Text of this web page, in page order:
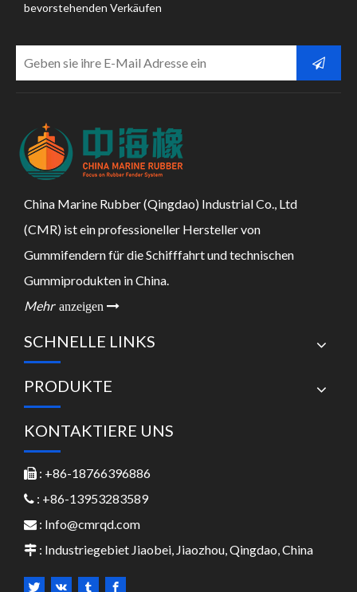
bevorstehenden Verkäufen
China Marine Rubber (Qingdao) Industrial Co., Ltd
(CMR) ist ein professioneller Hersteller von
Gummifendern für die Schifffahrt und technischen
Gummiprodukten in China.
Mehr anzeigen 
SCHNELLE LINKS
PRODUKTE
KONTAKTIERE UNS
 : +86-18766396886
 : +86-13953283589
 : Info@cmrqd.com
 : Industriegebiet Jiaobei, Jiaozhou, Qingdao, China